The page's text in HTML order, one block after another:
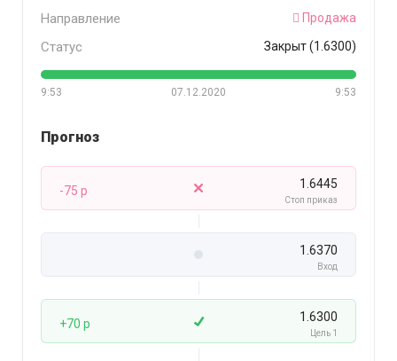
Направление Продажа
Статус Закрыт (1.6300)
9:53 9:53
07.12.2020
Прогноз
-75 p 1.6445
Стоп приказ
1.6370
Вход
+70 p 1.6300
Цель 1